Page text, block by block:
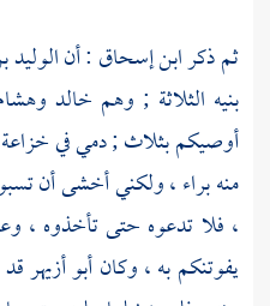
ثم ذكرابن إسحاق : أنالوليد
بنيه الثلاثة ; وهم خالد
أوصيكم بثلاث ; دمي فيخزاعة
منه براء ، ولكني أخشى أن
، فلا تدعوه حتى تأخذوه ،
يفوتنكم به ، وكانأبو أزيهر